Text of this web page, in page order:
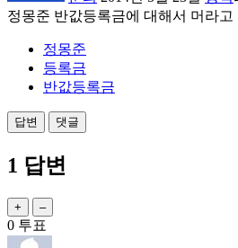
정몽준 반값등록금에 대해서 머라고
정몽준
등록금
반값등록금
1 답변
0 투표